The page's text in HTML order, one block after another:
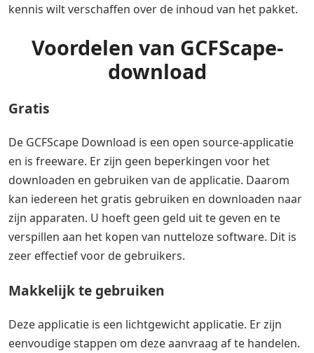
kennis wilt verschaffen over de inhoud van het pakket.
Voordelen van GCFScape-
download
Gratis
De GCFScape Download is een open source-applicatie
en is freeware. Er zijn geen beperkingen voor het
downloaden en gebruiken van de applicatie. Daarom
kan iedereen het gratis gebruiken en downloaden naar
zijn apparaten. U hoeft geen geld uit te geven en te
verspillen aan het kopen van nutteloze software. Dit is
zeer effectief voor de gebruikers.
Makkelijk te gebruiken
Deze applicatie is een lichtgewicht applicatie. Er zijn
eenvoudige stappen om deze aanvraag af te handelen.